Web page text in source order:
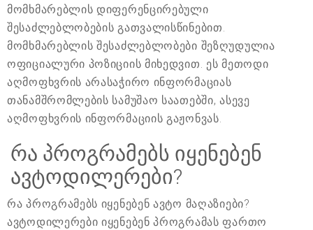
მომხმარებლის დიფერენცირებული
შესაძლებლობების გათვალისწინებით.
მომხმარებლის შესაძლებლობები შეზღუდულია
ოფიციალური პოზიციის მიხედვით. ეს მეთოდი
აღმოფხვრის არასაჭირო ინფორმაციას
თანამშრომლების სამუშაო საათებში, ასევე
აღმოფხვრის ინფორმაციის გაჟონვას.
რა პროგრამებს იყენებენ
ავტოდილერები?
რა პროგრამებს იყენებენ ავტო მაღაზიები?
ავტოდილერები იყენებენ პროგრამას ფართო